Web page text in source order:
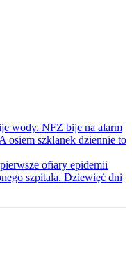
wody. NFZ bije na alarm
osiem szklanek dziennie to
ofiary epidemii
szpitala. Dziewięć dni